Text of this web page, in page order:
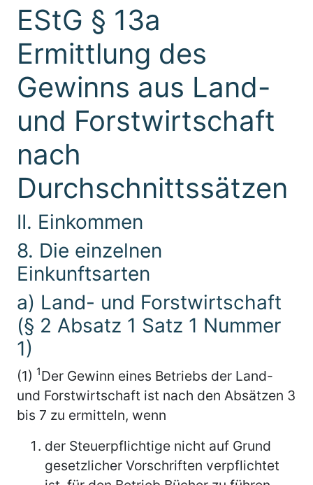
EStG § 13a
Ermittlung des
Gewinns aus Land-
und Forstwirtschaft
nach
Durchschnittssätzen
II. Einkommen
8. Die einzelnen
Einkunftsarten
a) Land- und Forstwirtschaft
(§ 2 Absatz 1 Satz 1 Nummer
1)
(1) 1Der Gewinn eines Betriebs der Land-
und Forstwirtschaft ist nach den Absätzen 3
bis 7 zu ermitteln, wenn
der Steuerpflichtige nicht auf Grund
gesetzlicher Vorschriften verpflichtet